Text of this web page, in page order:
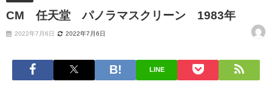
CM 任天堂 パノラマスクリーン 1983年
2022年7月6日 2022年7月6日
LINE